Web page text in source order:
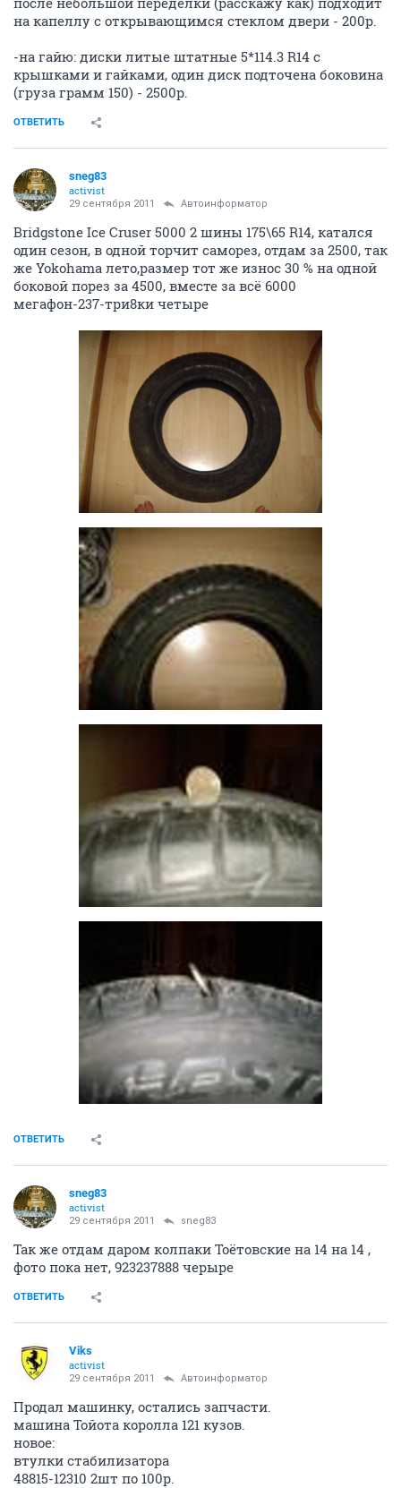
на капеллу с открывающимся стеклом двери - 200р.
-на гайю: диски литые штатные 5*114.3 R14 с
крышками и гайками, один диск подточена боковина
(груза грамм 150) - 2500р.
ОТВЕТИТЬ
sneg83
activist
29 сентября 2011 Автоинформатор
Bridgstone Ice Cruser 5000 2 шины 175\65 R14, катался
один сезон, в одной торчит саморез, отдам за 2500, так
же Yokohama лето,размер тот же износ 30 % на одной
боковой порез за 4500, вместе за всё 6000
мегафон-237-три8ки четыре
ОТВЕТИТЬ
sneg83
activist
29 сентября 2011 sneg83
Так же отдам даром колпаки Тоётовские на 14 на 14 ,
фото пока нет, 923237888 черыре
ОТВЕТИТЬ
Viks
activist
29 сентября 2011 Автоинформатор
Продал машинку, остались запчасти.
машина Тойота королла 121 кузов.
новое:
втулки стабилизатора
48815-12310 2шт по 100р.